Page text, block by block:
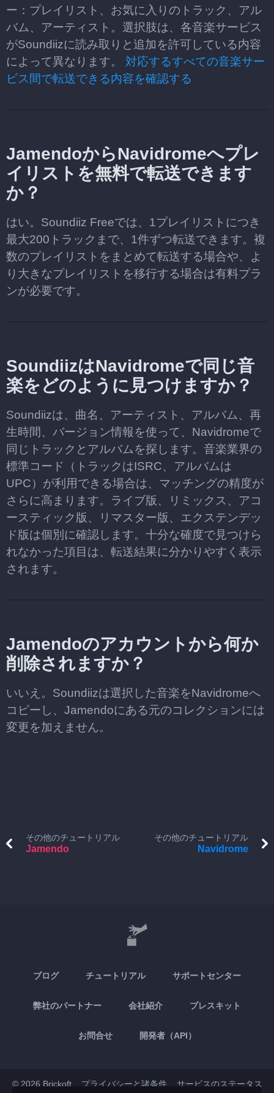
ー：プレイリスト、お気に入りのトラック、アル
バム、アーティスト。選択肢は、各音楽サービス
がSoundiizに読み取りと追加を許可している内容
によって異なります。 対応するすべての音楽サー
ビス間で転送できる内容を確認する
JamendoからNavidromeへプレ
イリストを無料で転送できます
か？
はい。Soundiiz Freeでは、1プレイリストにつき
最大200トラックまで、1件ずつ転送できます。複
数のプレイリストをまとめて転送する場合や、よ
り大きなプレイリストを移行する場合は有料プラ
ンが必要です。
SoundiizはNavidromeで同じ音
楽をどのように見つけますか？
Soundiizは、曲名、アーティスト、アルバム、再
生時間、バージョン情報を使って、Navidromeで
同じトラックとアルバムを探します。音楽業界の
標準コード（トラックはISRC、アルバムは
UPC）が利用できる場合は、マッチングの精度が
さらに高まります。ライブ版、リミックス、アコ
ースティック版、リマスター版、エクステンデッ
ド版は個別に確認します。十分な確度で見つけら
れなかった項目は、転送結果に分かりやすく表示
されます。
Jamendoのアカウントから何か
削除されますか？
いいえ。Soundiizは選択した音楽をNavidromeへ
コピーし、Jamendoにある元のコレクションには
変更を加えません。
その他のチュートリアル
Jamendo
その他のチュートリアル
Navidrome
ブログ チュートリアル サポートセンター
弊社のパートナー 会社紹介 プレスキット
お問合せ 開発者（API）
© 2026 Brickoft プライバシーと諸条件 サービスのステータス